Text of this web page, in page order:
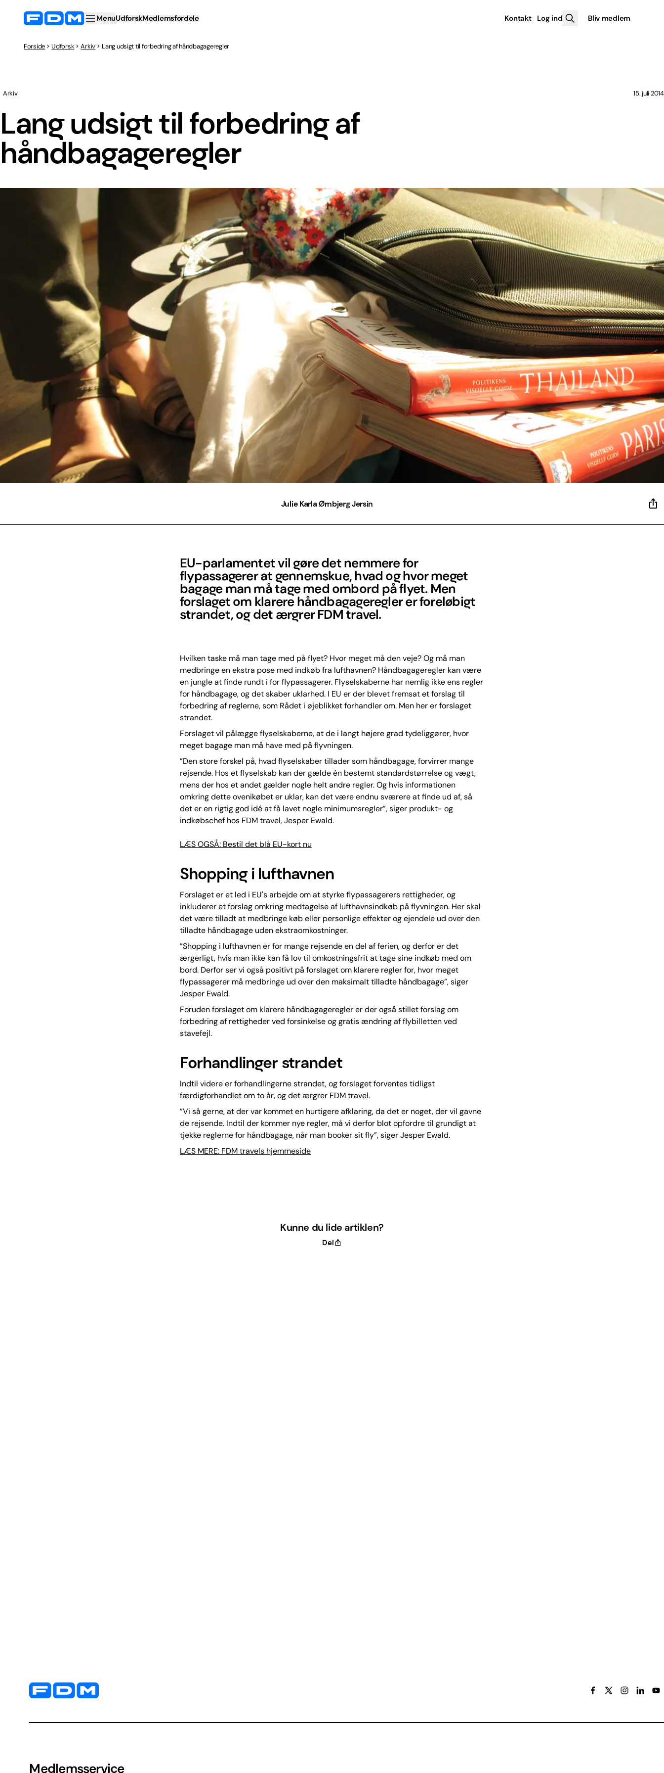
MenuUdforskMedlemsfordele Kontakt Log ind Bliv medlem
Forside Udforsk Arkiv Lang udsigt til forbedring af håndbagageregler
Lang udsigt til forbedring af
håndbagageregler
Arkiv 15. juli 2014
Julie Karla Ørnbjerg Jersin
EU-parlamentet vil gøre det nemmere for
flypassagerer at gennemskue, hvad og hvor meget
bagage man må tage med ombord på flyet. Men
forslaget om klarere håndbagageregler er foreløbigt
strandet, og det ærgrer FDM travel.
Hvilken taske må man tage med på flyet? Hvor meget må den veje? Og må man
medbringe en ekstra pose med indkøb fra lufthavnen? Håndbagageregler kan være
en jungle at finde rundt i for flypassagerer. Flyselskaberne har nemlig ikke ens regler
for håndbagage, og det skaber uklarhed. I EU er der blevet fremsat et forslag til
forbedring af reglerne, som Rådet i øjeblikket forhandler om. Men her er forslaget
strandet.
Forslaget vil pålægge flyselskaberne, at de i langt højere grad tydeliggører, hvor
meget bagage man må have med på flyvningen.
”Den store forskel på, hvad flyselskaber tillader som håndbagage, forvirrer mange
rejsende. Hos et flyselskab kan der gælde én bestemt standardstørrelse og vægt,
mens der hos et andet gælder nogle helt andre regler. Og hvis informationen
omkring dette ovenikøbet er uklar, kan det være endnu sværere at finde ud af, så
det er en rigtig god idé at få lavet nogle minimumsregler”, siger produkt- og
indkøbschef hos FDM travel, Jesper Ewald.
LÆS OGSÅ: Bestil det blå EU-kort nu
Shopping i lufthavnen
Forslaget er et led i EU's arbejde om at styrke flypassagerers rettigheder, og
inkluderer et forslag omkring medtagelse af lufthavnsindkøb på flyvningen. Her skal
det være tilladt at medbringe køb eller personlige effekter og ejendele ud over den
tilladte håndbagage uden ekstraomkostninger.
”Shopping i lufthavnen er for mange rejsende en del af ferien, og derfor er det
ærgerligt, hvis man ikke kan få lov til omkostningsfrit at tage sine indkøb med om
bord. Derfor ser vi også positivt på forslaget om klarere regler for, hvor meget
flypassagerer må medbringe ud over den maksimalt tilladte håndbagage”, siger
Jesper Ewald.
Foruden forslaget om klarere håndbagageregler er der også stillet forslag om
forbedring af rettigheder ved forsinkelse og gratis ændring af flybilletten ved
stavefejl.
Forhandlinger strandet
Indtil videre er forhandlingerne strandet, og forslaget forventes tidligst
færdigforhandlet om to år, og det ærgrer FDM travel.
”Vi så gerne, at der var kommet en hurtigere afklaring, da det er noget, der vil gavne
de rejsende. Indtil der kommer nye regler, må vi derfor blot opfordre til grundigt at
tjekke reglerne for håndbagage, når man booker sit fly”, siger Jesper Ewald.
LÆS MERE: FDM travels hjemmeside
Kunne du lide artiklen?
Del
Yderligere information og kontaktoplysninger
Medlemsservice